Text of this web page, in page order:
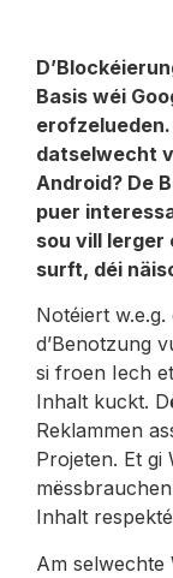
Basis wéi
datselwecht
Android? De
puer
sou vill Ierger
surft, déi
Notéiert w.e.g.
d’Benotzung
si froen Iech
Inhalt kuckt.
Reklammen
Projeten. Et gi
Inhalt
Am selwechte